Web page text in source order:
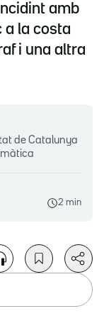
amb
a la costa
i una altra
de Catalunya
2 min